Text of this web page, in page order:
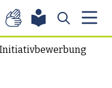
Initiativbewerbung